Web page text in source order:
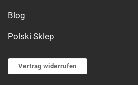
Blog
Polski Sklep
Vertrag widerrufen